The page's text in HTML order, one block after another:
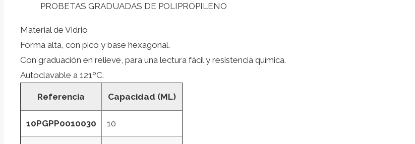
PROBETAS GRADUADAS DE POLIPROPILENO
Material de Vidrio
Forma alta, con pico y base hexagonal.
Con graduación en relieve, para una lectura fácil y resistencia química.
Autoclavable a 121ºC.
Referencia Capacidad (ML)
10PGPP0010030 10